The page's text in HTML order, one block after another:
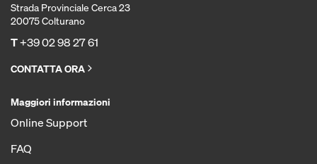
Strada Provinciale Cerca 23
20075 Colturano
T+39 02 98 27 61
CONTATTA ORA
Maggiori informazioni
Online Support
FAQ